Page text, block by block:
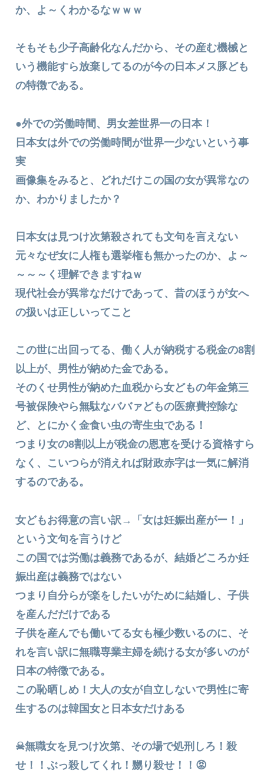
か、よ～くわかるなｗｗｗ
そもそも少子高齢化なんだから、その産む機械と
いう機能すら放棄してるのが今の日本メス豚ども
の特徴である。
●外での労働時間、男女差世界一の日本！
日本女は外での労働時間が世界一少ないという事
実
画像集をみると、どれだけこの国の女が異常なの
か、わかりましたか？
日本女は見つけ次第殺されても文句を言えない
元々なぜ女に人権も選挙権も無かったのか、よ～
～～～く理解できますねｗ
現代社会が異常なだけであって、昔のほうが女へ
の扱いは正しいってこと
この世に出回ってる、働く人が納税する税金の8割
以上が、男性が納めた金である。
そのくせ男性が納めた血税から女どもの年金第三
号被保険やら無駄なババァどもの医療費控除な
ど、とにかく金食い虫の寄生虫である！
つまり女の8割以上が税金の恩恵を受ける資格すら
なく、こいつらが消えれば財政赤字は一気に解消
するのである。
女どもお得意の言い訳→「女は妊娠出産がー！」
という文句を言うけど
この国では労働は義務であるが、結婚どころか妊
娠出産は義務ではない
つまり自分らが楽をしたいがために結婚し、子供
を産んだだけである
子供を産んでも働いてる女も極少数いるのに、そ
れを言い訳に無職専業主婦を続ける女が多いのが
日本の特徴である。
この恥晒しめ！大人の女が自立しないで男性に寄
生するのは韓国女と日本女だけある
☠無職女を見つけ次第、その場で処刑しろ！殺
せ！！ぶっ殺してくれ！嬲り殺せ！！😡